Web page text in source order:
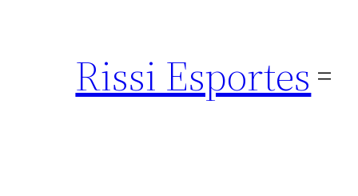
Rissi Esportes